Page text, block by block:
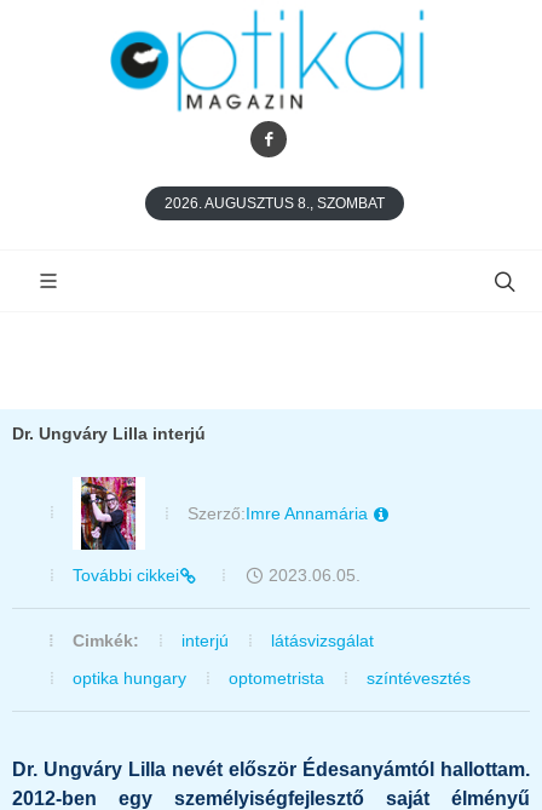
2026. AUGUSZTUS 8., SZOMBAT
Dr. Ungváry Lilla interjú
Szerző:Imre Annamária
További cikkei 2023.06.05.
Cimkék: interjú
látásvizsgálat
optika hungary
optometrista színtévesztés
Dr. Ungváry Lilla nevét először Édesanyámtól hallottam.
2012-ben egy személyiségfejlesztő saját élményű